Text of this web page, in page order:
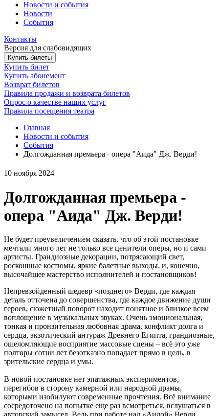
Новости и события
Новости
События
Контакты
Версия для слабовидящих
Купить билеты
Купить билет
Купить абонемент
Возврат билетов
Правила продажи и возврата билетов
Опрос о качестве наших услуг
Правила посещения театра
Главная
Новости и события
События
Долгожданная премьера - опера "Аида" Дж. Верди!
10 ноября 2024
Долгожданная премьера -
опера "Аида" Дж. Верди!
Не будет преувеличением сказать, что об этой постановке
мечтали много лет не только все ценители оперы, но и сами
артисты. Грандиозные декорации, потрясающий свет,
роскошные костюмы, яркие балетные выходы, и, конечно,
высочайшее мастерство исполнителей и постановщиков!
Непревзойденный шедевр «позднего» Верди, где каждая
деталь отточена до совершенства, где каждое движение души
героев, сюжетный поворот находит понятное и близкое всем
воплощение в музыкальных звуках. Очень эмоциональная,
тонкая и пронзительная любовная драма, конфликт долга и
сердца, экзотический антураж Древнего Египта, грандиозные,
ошеломляющие восприятие массовые сцены – всё это уже
полторы сотни лет безотказно попадает прямо в цель, в
зрительские сердца и умы.
В новой постановке нет эпатажных экспериментов,
перегибов в сторону камерной или народной драмы,
которыми изобилуют современные прочтения. Всё внимание
сосредоточено на попытке еще раз всмотреться, вслушаться в